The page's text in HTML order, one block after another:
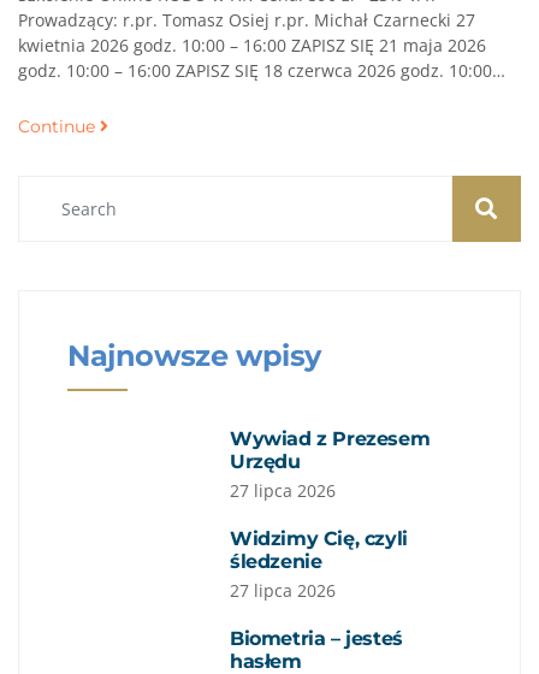
Prowadzący: r.pr. Tomasz Osiej r.pr. Michał Czarnecki 27
kwietnia 2026 godz. 10:00 – 16:00 ZAPISZ SIĘ 21 maja 2026
godz. 10:00 – 16:00 ZAPISZ SIĘ 18 czerwca 2026 godz. 10:00…
Continue
Najnowsze wpisy
Wywiad z Prezesem
Urzędu
27 lipca 2026
Widzimy Cię, czyli
śledzenie
27 lipca 2026
Biometria – jesteś
hasłem